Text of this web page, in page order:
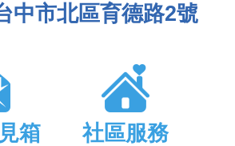
中市北區育德路2號
箱 社區服務